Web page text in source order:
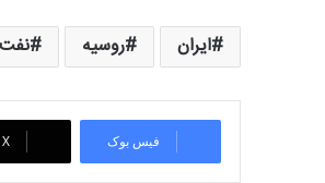
ایران روسیه نفت
فیس بوک X